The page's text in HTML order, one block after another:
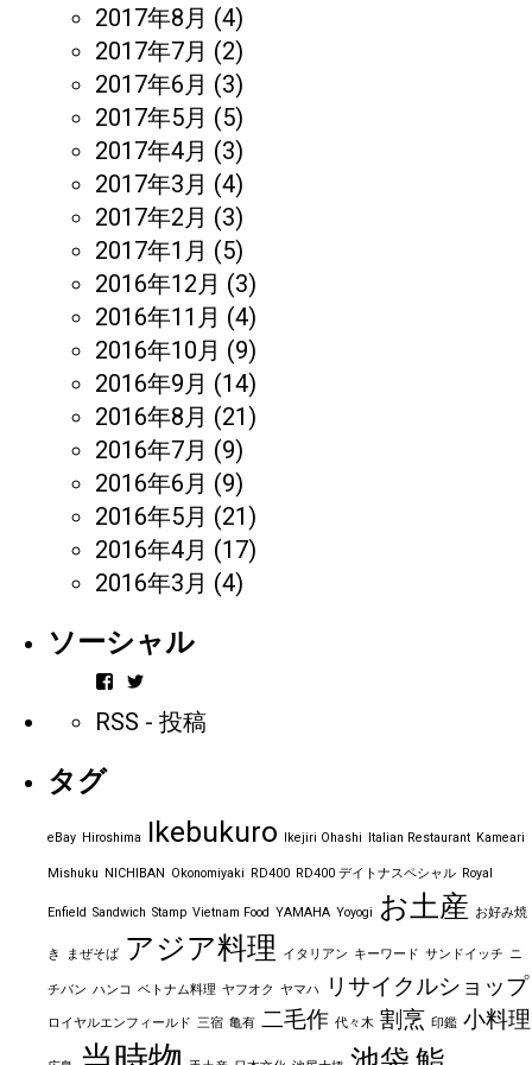
2017年8月 (4)
2017年7月 (2)
2017年6月 (3)
2017年5月 (5)
2017年4月 (3)
2017年3月 (4)
2017年2月 (3)
2017年1月 (5)
2016年12月 (3)
2016年11月 (4)
2016年10月 (9)
2016年9月 (14)
2016年8月 (21)
2016年7月 (9)
2016年6月 (9)
2016年5月 (21)
2016年4月 (17)
2016年3月 (4)
ソーシャル
vintageorder
ん
ー
を
で
示
ん
の
ー
を
で
示
RSS - 投稿
タグ
eBay Hiroshima Ikebukuro Ikejiri Ohashi Italian Restaurant Kameari
Mishuku NICHIBAN Okonomiyaki RD400 RD400 デイトナスペシャル Royal
Enfield Sandwich Stamp Vietnam Food YAMAHA Yoyogi お土産 お好み焼
き まぜそば アジア料理 イタリアン キーワード サンドイッチ ニ
チバン ハンコ ベトナム料理 ヤフオク ヤマハ リサイクルショップ
ロイヤルエンフィールド 三宿 亀有 二毛作 代々木 割烹 印鑑 小料理